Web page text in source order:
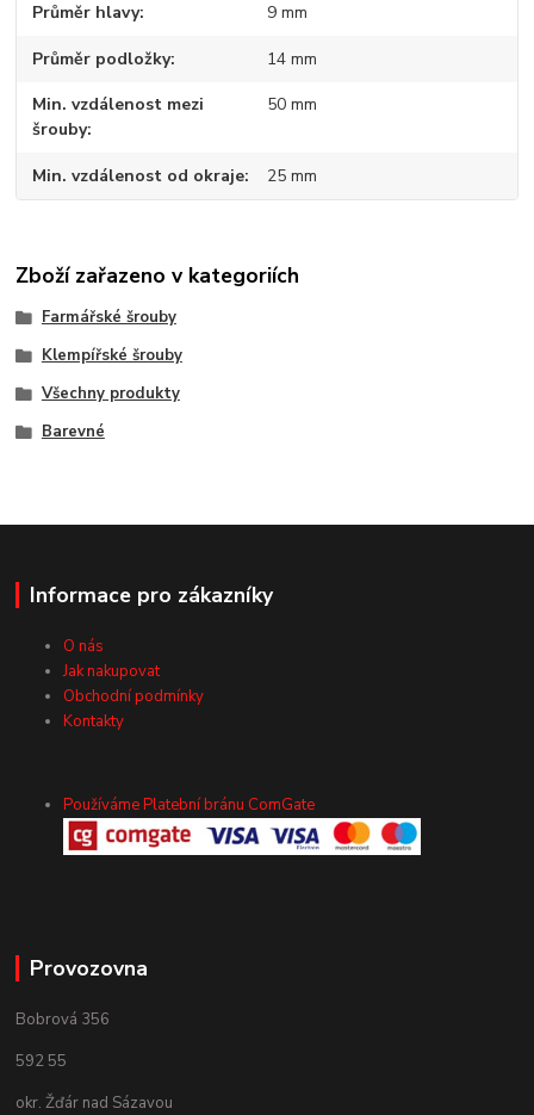
Průměr hlavy 9 mm
Průměr podložky 14 mm
Min. vzdálenost mezi
šrouby
50 mm
Min. vzdálenost od okraje 25 mm
Zboží zařazeno v kategoriích
Farmářské šrouby
Klempířské šrouby
Všechny produkty
Barevné
Informace pro zákazníky
O nás
Jak nakupovat
Obchodní podmínky
Kontakty
Používáme Platební bránu ComGate
Provozovna
Bobrová 356
592 55
okr. Žďár nad Sázavou